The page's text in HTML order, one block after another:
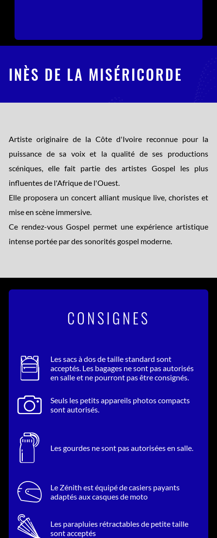
INÈS DE LA MISÉRICORDE
Artiste originaire de la Côte d'Ivoire reconnue pour la
puissance de sa voix et la qualité de ses productions
scéniques, elle fait partie des artistes Gospel les plus
influentes de l'Afrique de l'Ouest.
Elle proposera un concert alliant musique live, choristes et
mise en scène immersive.
Ce rendez-vous Gospel permet une expérience artistique
intense portée par des sonorités gospel moderne.
CONSIGNES
Les sacs à dos de taille standard sont
acceptés. Les bagages ne sont pas autorisés
en salle et ne pourront pas être consignés.
Seuls les petits appareils photos compacts
sont autorisés.
Les gourdes ne sont pas autorisées en salle.
Le Zénith est équipé de casiers payants
adaptés aux casques de moto
Les parapluies rétractables de petite taille
sont acceptés